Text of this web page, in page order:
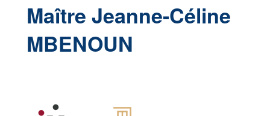
Maître Jeanne-Céline
MBENOUN